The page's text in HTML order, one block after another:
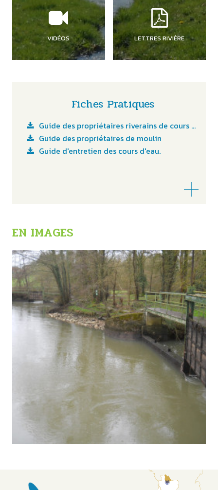
VIDÉOS LETTRES RIVIÈRE
Fiches Pratiques
Guide des propriétaires riverains de cours d'eau
Guide des propriétaires de moulin
Guide d'entretien des cours d'eau.
EN IMAGES